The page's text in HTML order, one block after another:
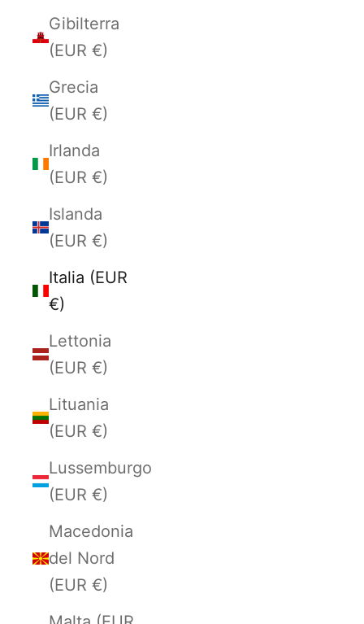
Gibilterra
(EUR €)
Grecia
(EUR €)
Irlanda
(EUR €)
Islanda
(EUR €)
Italia (EUR
€)
Lettonia
(EUR €)
Lituania
(EUR €)
Lussemburgo
(EUR €)
Macedonia
del Nord
(EUR €)